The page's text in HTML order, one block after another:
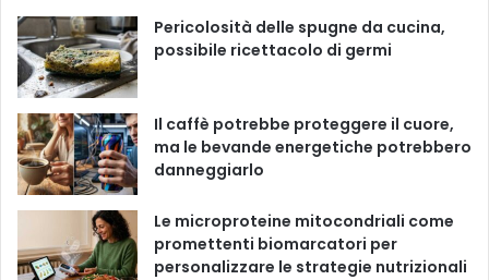
o
k
e
r
a
Pericolosità delle spugne da cucina,
possibile ricettacolo di germi
Il caffè potrebbe proteggere il cuore,
ma le bevande energetiche potrebbero
danneggiarlo
Le microproteine ​​mitocondriali come
promettenti biomarcatori per
personalizzare le strategie nutrizionali